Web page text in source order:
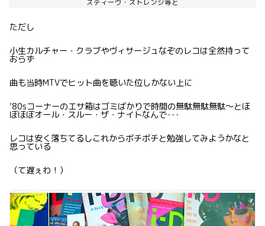
スティーヴ・ストレンジ等と
ただし
小生カルチャー・クラブやヴィサージュなぞのレコは全然持って
おらず
曲も当時MTVでヒット曲を聴いた位しかない上に
’80sコーナーのエサ箱はゴミばかりで時間の無駄無駄無駄〜とほ
ぼほぼオール・スルー・ザ・ナイトなんで･･･
レコは安く落ちてるしこれからボチボチと勉強してみようかなと
思っている
（て遅ぇわ！）